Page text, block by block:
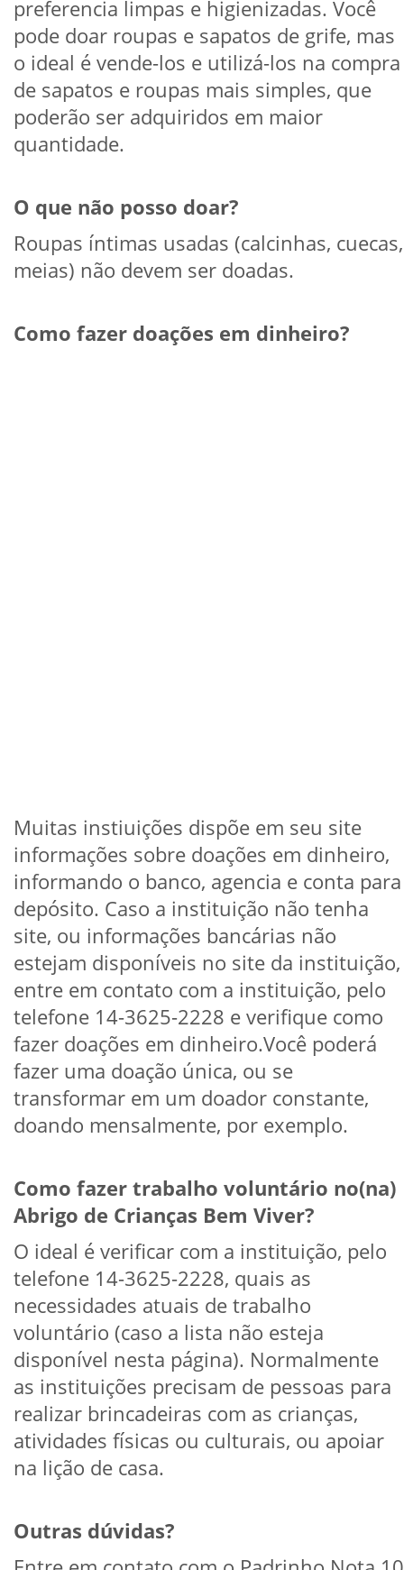
preferencia limpas e higienizadas. Você
pode doar roupas e sapatos de grife, mas
o ideal é vende-los e utilizá-los na compra
de sapatos e roupas mais simples, que
poderão ser adquiridos em maior
quantidade.
O que não posso doar?
Roupas íntimas usadas (calcinhas, cuecas,
meias) não devem ser doadas.
Como fazer doações em dinheiro?
Muitas instiuições dispõe em seu site
informações sobre doações em dinheiro,
informando o banco, agencia e conta para
depósito. Caso a instituição não tenha
site, ou informações bancárias não
estejam disponíveis no site da instituição,
entre em contato com a instituição, pelo
telefone 14-3625-2228 e verifique como
fazer doações em dinheiro.Você poderá
fazer uma doação única, ou se
transformar em um doador constante,
doando mensalmente, por exemplo.
Como fazer trabalho voluntário no(na)
Abrigo de Crianças Bem Viver?
O ideal é verificar com a instituição, pelo
telefone 14-3625-2228, quais as
necessidades atuais de trabalho
voluntário (caso a lista não esteja
disponível nesta página). Normalmente
as instituições precisam de pessoas para
realizar brincadeiras com as crianças,
atividades físicas ou culturais, ou apoiar
na lição de casa.
Outras dúvidas?